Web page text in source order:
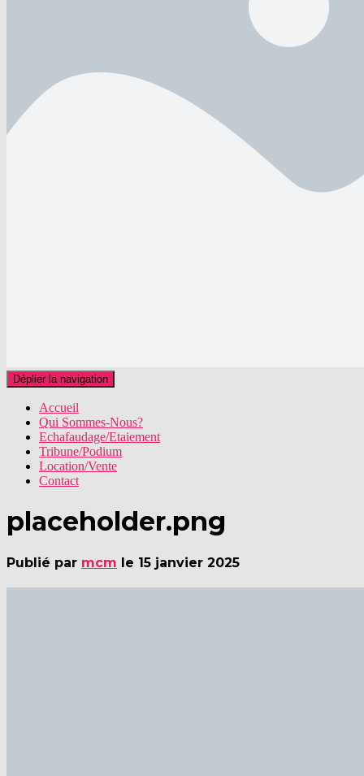
Déplier la navigation
Accueil
Qui Sommes-Nous?
Echafaudage/Etaiement
Tribune/Podium
Location/Vente
Contact
placeholder.png
Publié par mcm le 15 janvier 2025